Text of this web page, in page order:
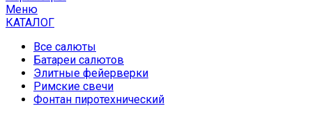
Меню
КАТАЛОГ
Все салюты
Батареи салютов
Элитные фейерверки
Римские свечи
Фонтан пиротехнический